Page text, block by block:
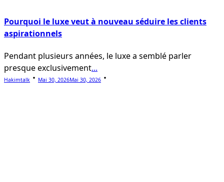
Pourquoi le luxe veut à nouveau séduire les clients
aspirationnels
Pendant plusieurs années, le luxe a semblé parler
presque exclusivement...
Hakimtalk Mai 30, 2026Mai 30, 2026